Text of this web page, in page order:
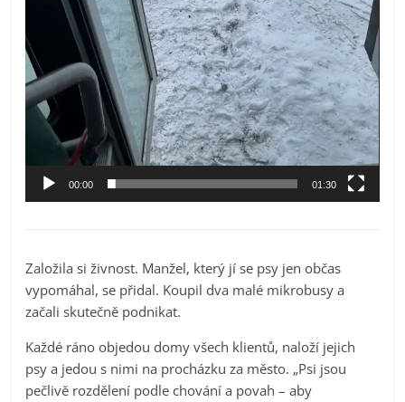
00:00 01:30
Založila si živnost. Manžel, který jí se psy jen občas
vypomáhal, se přidal. Koupil dva malé mikrobusy a
začali skutečně podnikat.
Každé ráno objedou domy všech klientů, naloží jejich
psy a jedou s nimi na procházku za město. „Psi jsou
pečlivě rozdělení podle chování a povah – aby